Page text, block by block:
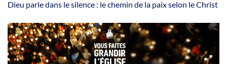
Dieu parle dans le silence : le chemin de la paix selon le Christ